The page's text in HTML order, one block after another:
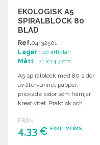
EKOLOGISK A5
SPIRALBLOCK 80
BLAD
Ref.04-32501
Lager : 40 artiklar
Mått : 21 x 14.7 cm
A5 spiralblock med 80 sidor
av återvunnet papper,
prickade sidor som främjar
kreativitet. Praktisk och
FRÅN
4,33 € EXKL. MOMS